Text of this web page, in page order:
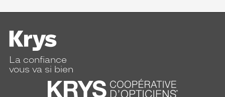
La confiance
vous va si bien